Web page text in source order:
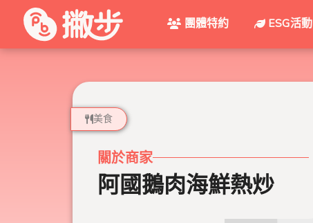
團體特約 ESG活動
美食
關於商家
阿國鵝肉海鮮熱炒